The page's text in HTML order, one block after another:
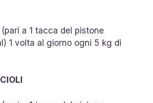
a 1 tacca del pistone
1 volta al giorno ogni 5 kg di